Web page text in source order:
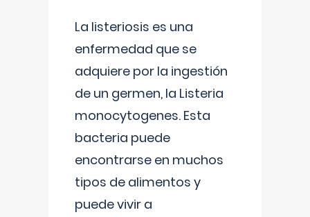
La listeriosis es una
enfermedad que se
adquiere por la ingestión
de un germen, la Listeria
monocytogenes. Esta
bacteria puede
encontrarse en muchos
tipos de alimentos y
puede vivir a